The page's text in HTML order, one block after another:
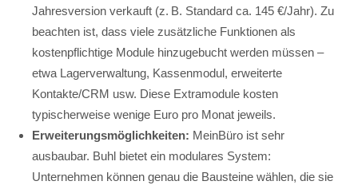
Jahresversion verkauft (z. B. Standard ca. 145 €/Jahr). Zu
beachten ist, dass viele zusätzliche Funktionen als
kostenpflichtige Module hinzugebucht werden müssen –
etwa Lagerverwaltung, Kassenmodul, erweiterte
Kontakte/CRM usw. Diese Extramodule kosten
typischerweise wenige Euro pro Monat jeweils.
Erweiterungsmöglichkeiten: MeinBüro ist sehr
ausbaubar. Buhl bietet ein modulares System:
Unternehmen können genau die Bausteine wählen, die sie